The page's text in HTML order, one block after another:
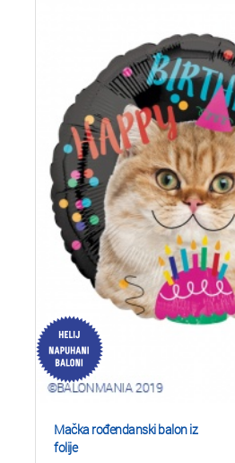
Mačka rođendanski balon iz
folije